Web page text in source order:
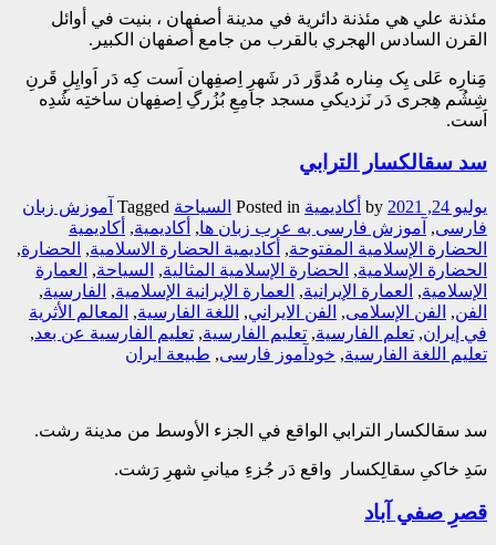
مئذنة علي هي مئذنة دائرية في مدينة أصفهان ، بنيت في أوائل
القرن السادس الهجري بالقرب من جامع أصفهان الكبير.
مَِنارِه عَلی یِک مِناره مُدوَّر دَر شَهرِ اِصفِهان اَست کِه دَر اَوایِلِ قَرنِ
شِشُم هِجری دَر نَزدیکیِ مسجد جامِعِ بُزُرگِ اِصفِهان ساختِه شُدِه
اَست.
سد سقالکسار الترابي
يوليو 24, 2021 أکادیمیة Posted in السیاحة Tagged آموزش زبان
فارسی, آموزش فارسی به عرب زبان ها, أکادیمیة, أکادیمیة
الحضارة الإسلامیة المفتوحة, أکادیمیة الحضارة الاسلامیة, الحضارة,
الحضارة الإسلامية, الحضارة الإسلامية المثالية, السیاحة, العمارة
الإسلامیة, العمارة الإیرانیة, العمارة الإیرانیة الإسلامیة, الفارسیة,
الفن, الفن الإسلامی, الفن الایراني, اللغة الفارسیة, المعالم الأثریة
في إیران, تعلم الفارسیة, تعلیم الفارسیة, تعلیم الفارسیة عن بعد,
تعلیم اللغة الفارسیة, خودآموز فارسی, طبیعة ایران
سد سقالكسار الترابي الواقع في الجزء الأوسط من مدينة رشت.
سَدِ خاکیِ سقالِکسار واقع دَر جُزءِ میانیِ شهرِ رَشت.
قصرِ صفي آباد